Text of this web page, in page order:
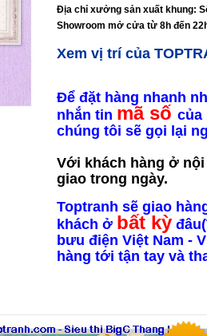
Địa chỉ xưởng sản xuất khung:
Showroom mở cửa từ 8h đến
Xem vị trí của
Để đặt hàng nhanh
nhắn tin mã số của
chúng tôi sẽ gọi lại
Với khách hàng ở
giao trong ngày.
Toptranh sẽ giao
khách ở bất kỳ
bưu điện Việt Nam -
hàng tới tận tay và